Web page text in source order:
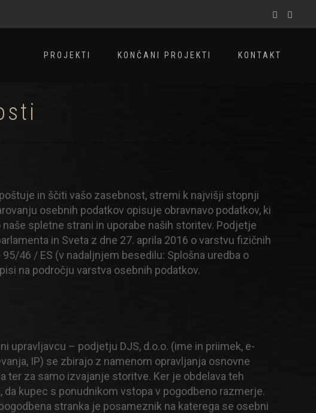
PROJEKTI KONČANI PROJEKTI KONTAKT
in ščiti vašo zasebnost, stremi k najvišji stopnji
osebnih podatkov opisuje obravnavo podatkov, ki
spletne strani in uporabe naših storitev. Podjetje
in Sveta z dne 27. aprila 2016 o varstvu fizičnih
46 / ES (v nadaljnjem besedilu: Splošna uredba o
na področju varstva osebnih podatkov.
upravljavcu – podjetju DJS, d.o.o. (ime in priimek, e-
IP) se zbirajo z namenom opravljanja osnovne
ter za samo izvajanje storitve. Ker je obdelava teh
kupec s ponudnikom vstopa v pogodbeno razmerje.
stranka je posameznik na katerega se osebni